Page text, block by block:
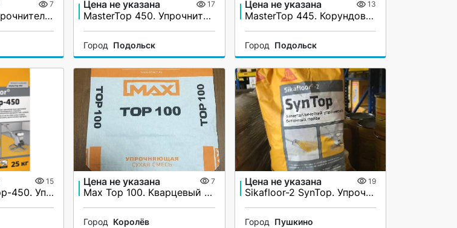
7
Max Top 500. Упрочнитель поверхности бетонного пола с металлическим наполнителем
Цена не указана 17
MasterTop 450. Упрочнитель поверхности бетонного пола
Город Подольск
Цена не указана 13
MasterTop 445. Корундовый упрочнитель поверхности бетонного пола
Город Подольск
15
Sikafloor® SynTop-450. Упрочнитель поверхности бетонного пола
Цена не указана 7
Max Top 100. Кварцевый упрочнитель бетонной поверхности
Город Королёв
Цена не указана 19
Sikafloor-2 SynTop. Упрочнитель бетонной поверхности
Город Пушкино